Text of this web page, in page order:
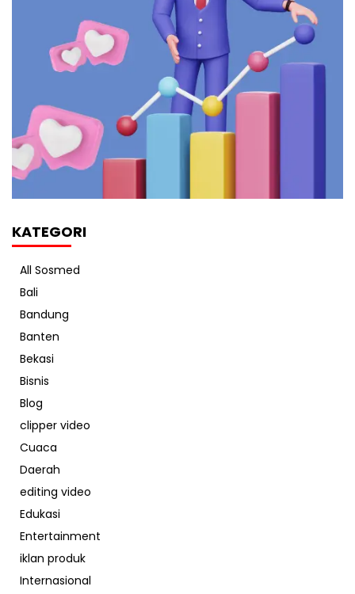
KATEGORI
All Sosmed
Bali
Bandung
Banten
Bekasi
Bisnis
Blog
clipper video
Cuaca
Daerah
editing video
Edukasi
Entertainment
iklan produk
Internasional